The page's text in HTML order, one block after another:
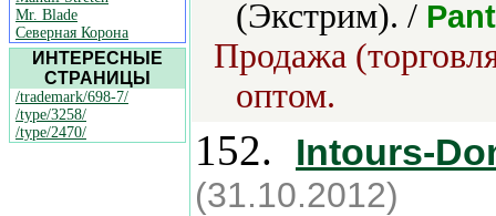
Mr. Blade
Северная Корона
ИНТЕРЕСНЫЕ
СТРАНИЦЫ
/trademark/698-7/
/type/3258/
/type/2470/
(Экстрим). /
Продажа
оптом.
152. Intours-
(31.10.2012)